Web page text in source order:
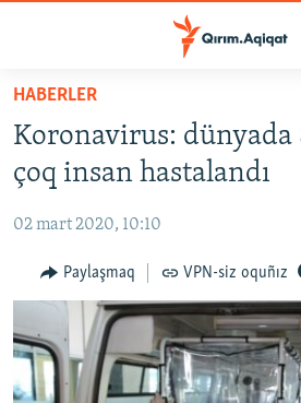
Esas
qaytmaq
Baş
navigatsiyağa
qaytmaq
qaytmaq
İQTİSADİYAT
CEMİYET
MEDENİYET
İNSAN AQLARI
VİDEO
SÜRET
HABERLER
Koronavirus:
çoq insan hastalandı
02 mart 2020, 10:10
Paylaşmaq VPN-siz oquñız